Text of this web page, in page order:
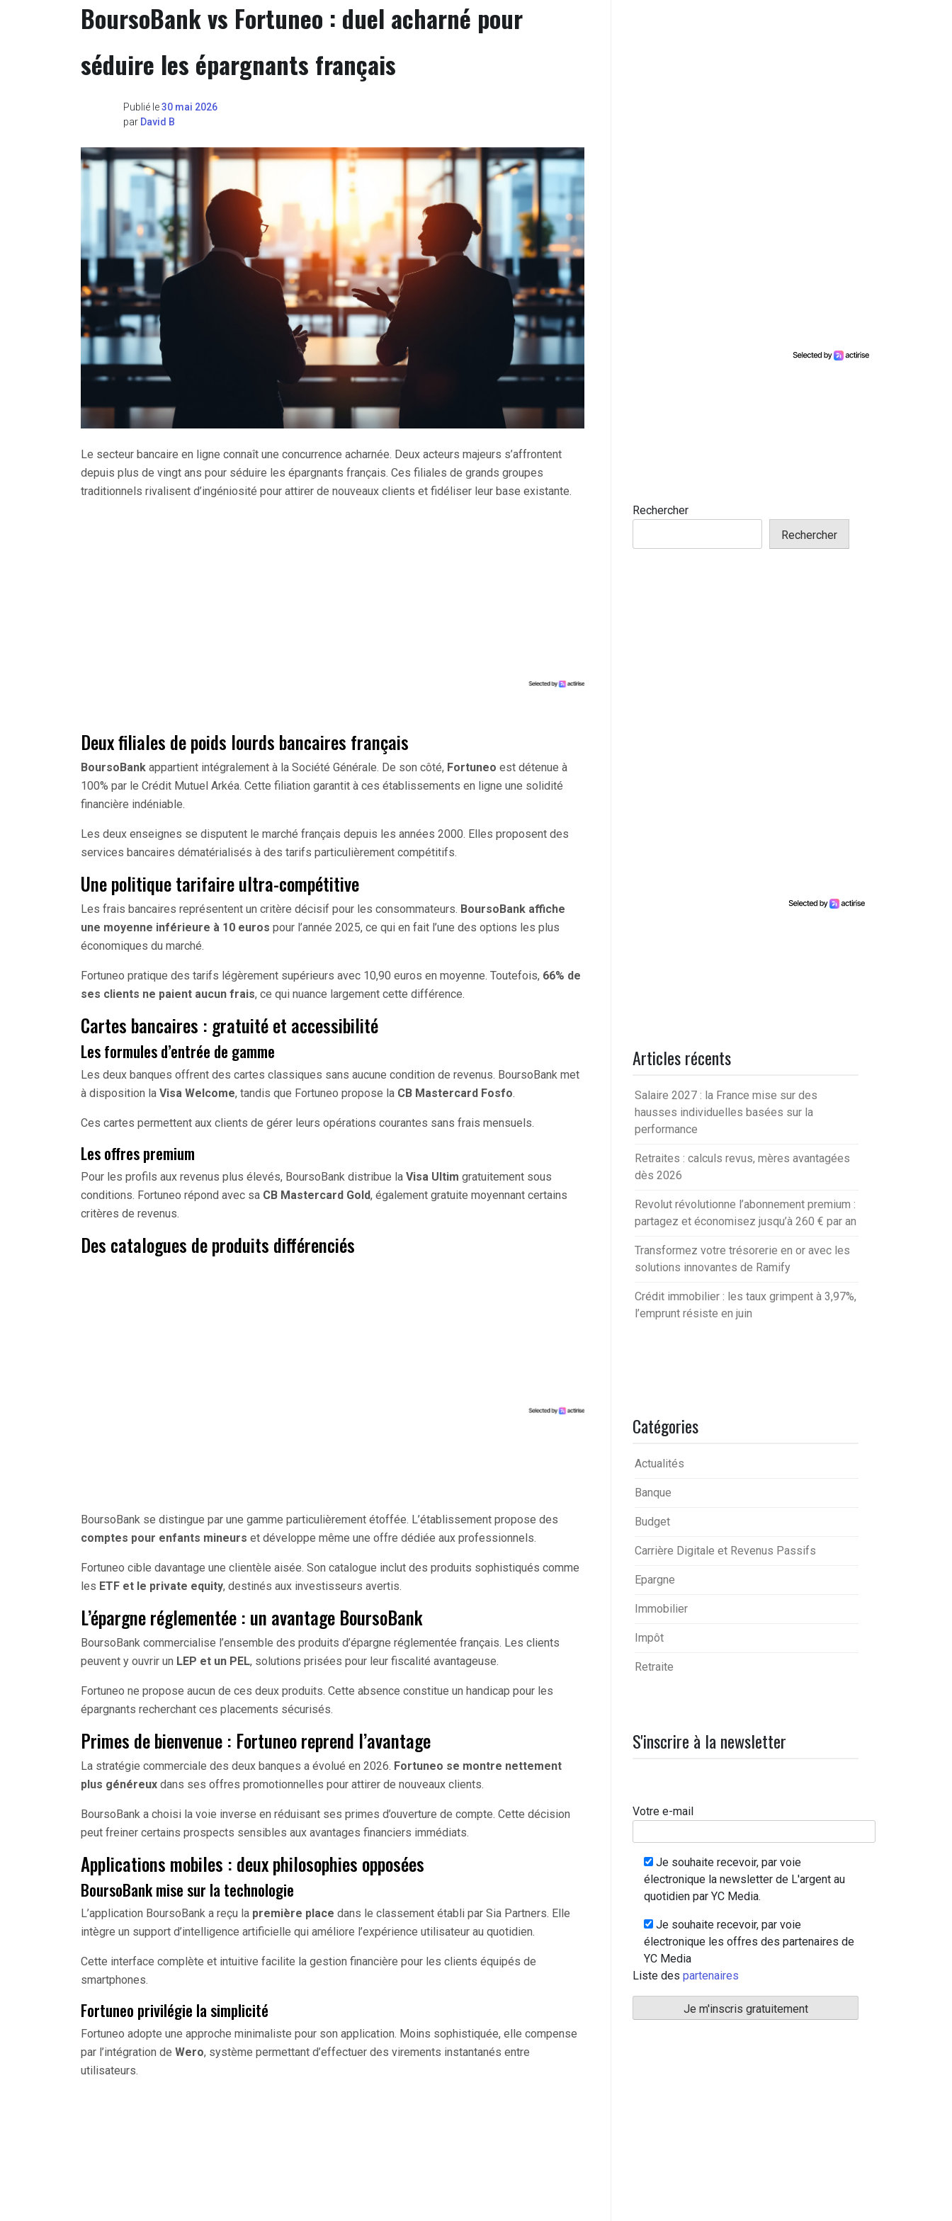
BoursoBank vs Fortuneo : duel acharné pour
séduire les épargnants français
Publié le30 mai 2026
par David B
Le secteur bancaire en ligne connaît une concurrence acharnée. Deux acteurs majeurs s’affrontent
depuis plus de vingt ans pour séduire les épargnants français. Ces filiales de grands groupes
traditionnels rivalisent d’ingéniosité pour attirer de nouveaux clients et fidéliser leur base existante.
Deux filiales de poids lourds bancaires français
BoursoBank appartient intégralement à la Société Générale. De son côté, Fortuneo est détenue à
100% par le Crédit Mutuel Arkéa. Cette filiation garantit à ces établissements en ligne une solidité
financière indéniable.
Les deux enseignes se disputent le marché français depuis les années 2000. Elles proposent des
services bancaires dématérialisés à des tarifs particulièrement compétitifs.
Une politique tarifaire ultra-compétitive
Les frais bancaires représentent un critère décisif pour les consommateurs. BoursoBank affiche
une moyenne inférieure à 10 euros pour l’année 2025, ce qui en fait l’une des options les plus
économiques du marché.
Fortuneo pratique des tarifs légèrement supérieurs avec 10,90 euros en moyenne. Toutefois, 66% de
ses clients ne paient aucun frais, ce qui nuance largement cette différence.
Cartes bancaires : gratuité et accessibilité
Les formules d’entrée de gamme
Les deux banques offrent des cartes classiques sans aucune condition de revenus. BoursoBank met
à disposition la Visa Welcome, tandis que Fortuneo propose la CB Mastercard Fosfo.
Ces cartes permettent aux clients de gérer leurs opérations courantes sans frais mensuels.
Les offres premium
Pour les profils aux revenus plus élevés, BoursoBank distribue la Visa Ultim gratuitement sous
conditions. Fortuneo répond avec sa CB Mastercard Gold, également gratuite moyennant certains
critères de revenus.
Des catalogues de produits différenciés
BoursoBank se distingue par une gamme particulièrement étoffée. L’établissement propose des
comptes pour enfants mineurs et développe même une offre dédiée aux professionnels.
Fortuneo cible davantage une clientèle aisée. Son catalogue inclut des produits sophistiqués comme
les ETF et le private equity, destinés aux investisseurs avertis.
L’épargne réglementée : un avantage BoursoBank
BoursoBank commercialise l’ensemble des produits d’épargne réglementée français. Les clients
peuvent y ouvrir un LEP et un PEL, solutions prisées pour leur fiscalité avantageuse.
Fortuneo ne propose aucun de ces deux produits. Cette absence constitue un handicap pour les
épargnants recherchant ces placements sécurisés.
Primes de bienvenue : Fortuneo reprend l’avantage
La stratégie commerciale des deux banques a évolué en 2026. Fortuneo se montre nettement
plus généreux dans ses offres promotionnelles pour attirer de nouveaux clients.
BoursoBank a choisi la voie inverse en réduisant ses primes d’ouverture de compte. Cette décision
peut freiner certains prospects sensibles aux avantages financiers immédiats.
Applications mobiles : deux philosophies opposées
BoursoBank mise sur la technologie
L’application BoursoBank a reçu la première place dans le classement établi par Sia Partners. Elle
intègre un support d’intelligence artificielle qui améliore l’expérience utilisateur au quotidien.
Cette interface complète et intuitive facilite la gestion financière pour les clients équipés de
smartphones.
Fortuneo privilégie la simplicité
Fortuneo adopte une approche minimaliste pour son application. Moins sophistiquée, elle compense
par l’intégration de Wero, système permettant d’effectuer des virements instantanés entre
utilisateurs.
Rechercher
Rechercher
Articles récents
Salaire 2027 : la France mise sur des
hausses individuelles basées sur la
performance
Retraites : calculs revus, mères avantagées
dès 2026
Revolut révolutionne l’abonnement premium :
partagez et économisez jusqu’à 260 € par an
Transformez votre trésorerie en or avec les
solutions innovantes de Ramify
Crédit immobilier : les taux grimpent à 3,97%,
l’emprunt résiste en juin
Catégories
Actualités
Banque
Budget
Carrière Digitale et Revenus Passifs
Epargne
Immobilier
Impôt
Retraite
S'inscrire à la newsletter
Votre e-mail
Je souhaite recevoir, par voie
électronique la newsletter de L'argent au
quotidien par YC Media.
Je souhaite recevoir, par voie
électronique les offres des partenaires de
YC Media
Liste des partenaires